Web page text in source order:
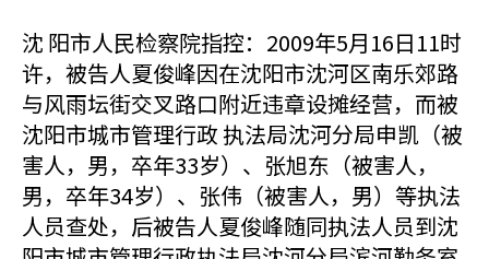
沈 阳市人民检察院指控：2009年5月16日11时
许，被告人夏俊峰因在沈阳市沈河区南乐郊路
与风雨坛街交叉路口附近违章设摊经营，而被
沈阳市城市管理行政 执法局沈河分局申凯（被
害人，男，卒年33岁）、张旭东（被害人，
男，卒年34岁）、张伟（被害人，男）等执法
人员查处，后被告人夏俊峰随同执法人员到沈